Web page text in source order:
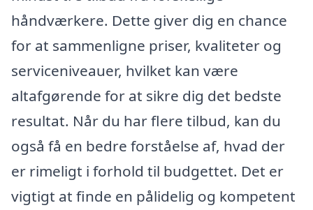
håndværkere. Dette giver dig en chance
for at sammenligne priser, kvaliteter og
serviceniveauer, hvilket kan være
altafgørende for at sikre dig det bedste
resultat. Når du har flere tilbud, kan du
også få en bedre forståelse af, hvad der
er rimeligt i forhold til budgettet. Det er
vigtigt at finde en pålidelig og kompetent